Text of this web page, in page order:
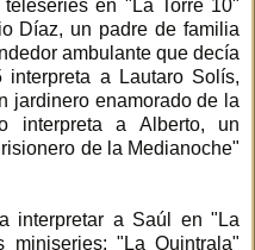
en "La Torre 10"
Díaz, un padre de familia
ambulante que decía
a Lautaro Solís,
jardinero enamorado de la
interpreta a Alberto, un
de la Medianoche"
interpretar a Saúl en "La
"La Quintrala"